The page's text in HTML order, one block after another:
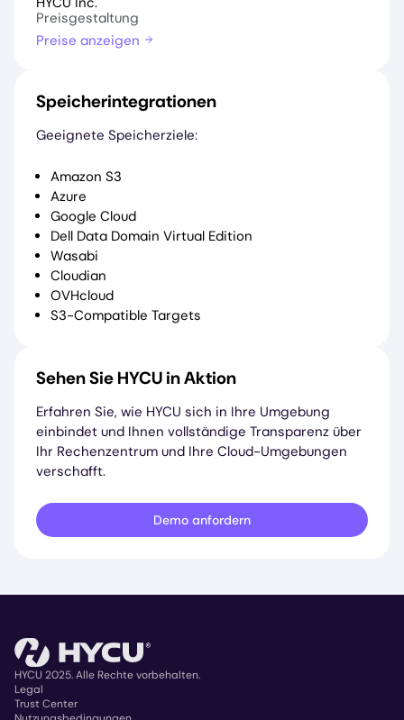
Preisgestaltung
Preise anzeigen
Speicherintegrationen
Geeignete Speicherziele:
Amazon S3
Azure
Google Cloud
Dell Data Domain Virtual Edition
Wasabi
Cloudian
OVHcloud
S3-Compatible Targets
Sehen Sie HYCU in Aktion
Erfahren Sie, wie HYCU sich in Ihre Umgebung
einbindet und Ihnen vollständige Transparenz über
Ihr Rechenzentrum und Ihre Cloud-Umgebungen
verschafft.
Demo anfordern
HYCU 2025. Alle Rechte vorbehalten.
Legal
Trust Center